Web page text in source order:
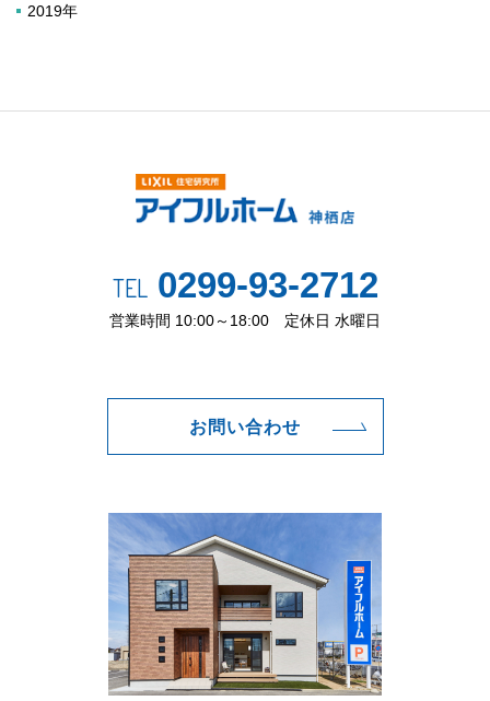
2019年
TEL0299-93-2712
営業時間 10:00～18:00 定休日 水曜日
お問い合わせ